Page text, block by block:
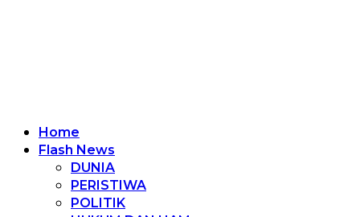
Home
Flash News
DUNIA
PERISTIWA
POLITIK